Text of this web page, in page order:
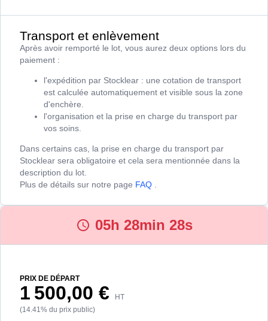
Transport et enlèvement
Après avoir remporté le lot, vous aurez deux options lors du
paiement :
l'expédition par Stocklear : une cotation de transport
est calculée automatiquement et visible sous la zone
d'enchère.
l'organisation et la prise en charge du transport par
vos soins.
Dans certains cas, la prise en charge du transport par
Stocklear sera obligatoire et cela sera mentionnée dans la
description du lot.
Plus de détails sur notre page FAQ
05h 28min 28s
PRIX DE DÉPART
1 500,00 €
HT
(14.41% du prix public)